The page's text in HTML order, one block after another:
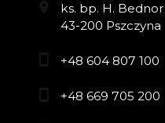
ks. bp. H.
43-200 Pszczyna
+48 604 807 100
+48 669 705 200